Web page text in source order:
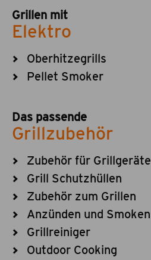
Grillen mit
Elektro
Oberhitzegrills
Pellet Smoker
Das passende
Grillzubehör
Zubehör für Grillgeräte
Grill Schutzhüllen
Zubehör zum Grillen
Anzünden und Smoken
Grillreiniger
Outdoor Cooking